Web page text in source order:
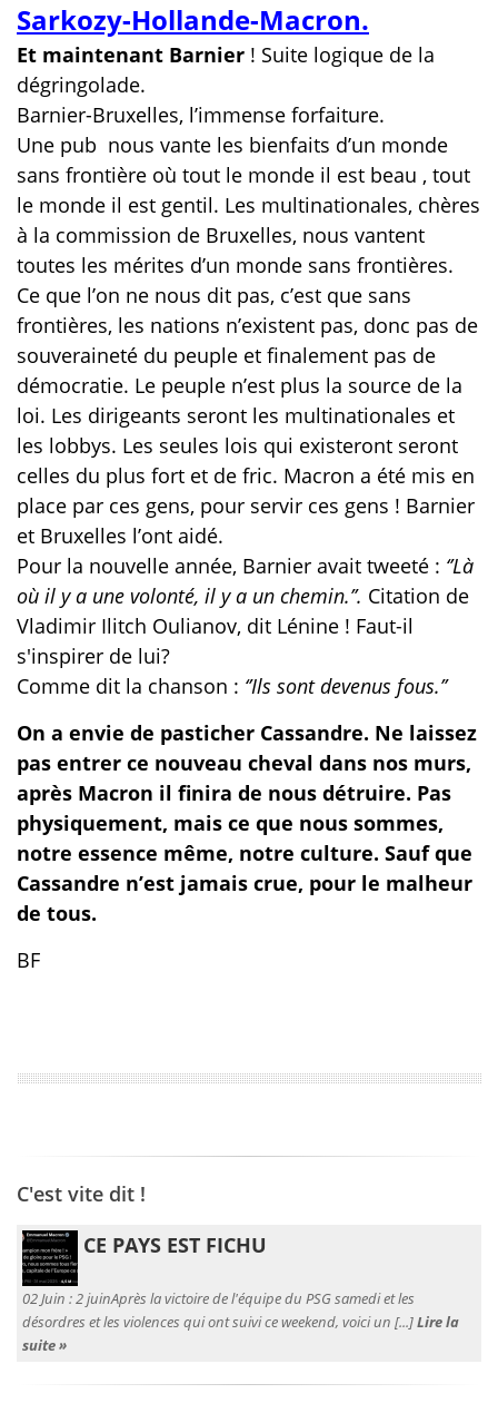
Sarkozy-Hollande-Macron.
Et maintenant Barnier ! Suite logique de la
dégringolade.
Barnier-Bruxelles, l’immense forfaiture.
Une pub nous vante les bienfaits d’un monde
sans frontière où tout le monde il est beau , tout
le monde il est gentil. Les multinationales, chères
à la commission de Bruxelles, nous vantent
toutes les mérites d’un monde sans frontières.
Ce que l’on ne nous dit pas, c’est que sans
frontières, les nations n’existent pas, donc pas de
souveraineté du peuple et finalement pas de
démocratie. Le peuple n’est plus la source de la
loi. Les dirigeants seront les multinationales et
les lobbys. Les seules lois qui existeront seront
celles du plus fort et de fric. Macron a été mis en
place par ces gens, pour servir ces gens ! Barnier
et Bruxelles l’ont aidé.
Pour la nouvelle année, Barnier avait tweeté : ‘’Là
où il y a une volonté, il y a un chemin.’’. Citation de
Vladimir Ilitch Oulianov, dit Lénine ! Faut-il
s'inspirer de lui?
Comme dit la chanson : ‘’Ils sont devenus fous.’’
On a envie de pasticher Cassandre. Ne laissez
pas entrer ce nouveau cheval dans nos murs,
après Macron il finira de nous détruire. Pas
physiquement, mais ce que nous sommes,
notre essence même, notre culture. Sauf que
Cassandre n’est jamais crue, pour le malheur
de tous.
BF
C'est vite dit !
CE PAYS EST FICHU
02 Juin :2 juinAprès la victoire de l'équipe du PSG samedi et les
désordres et les violences qui ont suivi ce weekend, voici un [...]Lire la
suite »